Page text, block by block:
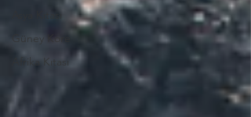
Asya Kıtası
Güney Kore
Afrika Kıtası